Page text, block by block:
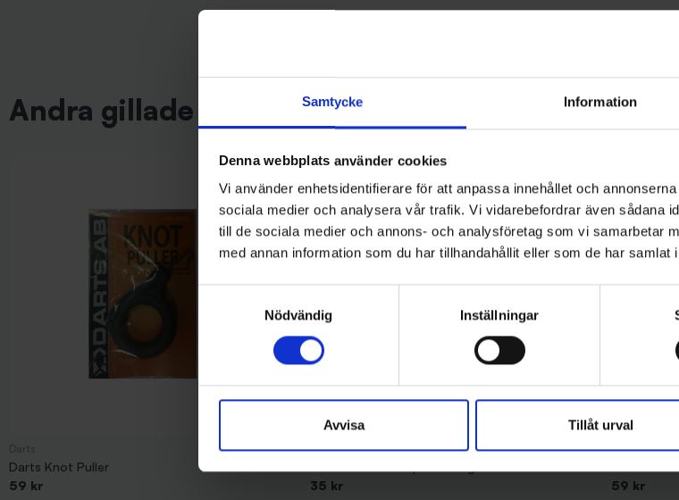
Samtycke Information
Denna webbplats använder cookies
Vi använder enhetsidentifierare för att anpassa innehållet och
sociala medier och analysera vår trafik. Vi vidarebefordrar även sådana
till de sociala medier och annons- och analysföretag som vi samarbetar
med annan information som du har tillhandahållit eller som de har samlat
Nödvändig
Inställningar
Avvisa Tillåt urval
Andra gillade även
Darts Knot Puller
59 kr
Darts
35 kr
Blue Fox
59 kr